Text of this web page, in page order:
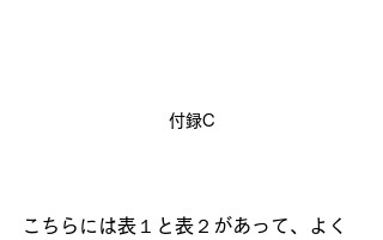
付録C
こちらには表１と表２があって、よく